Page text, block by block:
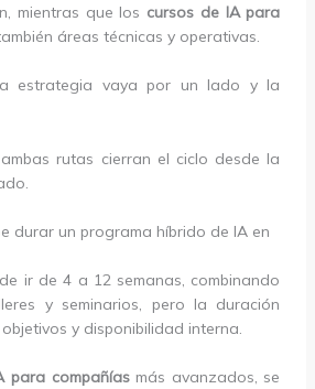
mientras que los cursos de IA para
áreas técnicas y operativas.
estrategia vaya por un lado y la
rutas cierran el ciclo desde la
durar un programa híbrido de IA en
ir de 4 a 12 semanas, combinando
y seminarios, pero la duración
y disponibilidad interna.
para compañíasmás avanzados, se